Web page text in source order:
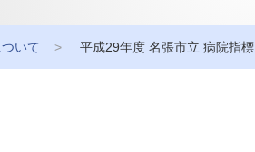
いて 平成29年度 名張市立 病院指標